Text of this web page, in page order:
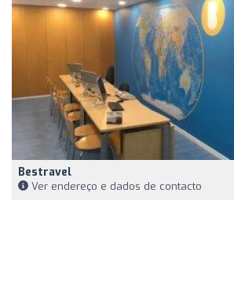
Bestravel
Ver endereço e dados de contacto